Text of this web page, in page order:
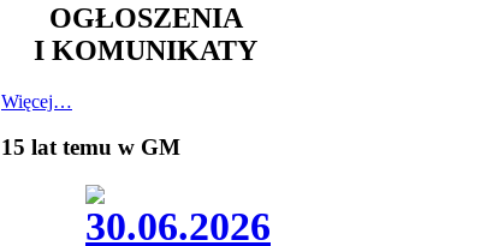
OGŁOSZENIA
I KOMUNIKATY
Więcej…
15 lat temu w GM